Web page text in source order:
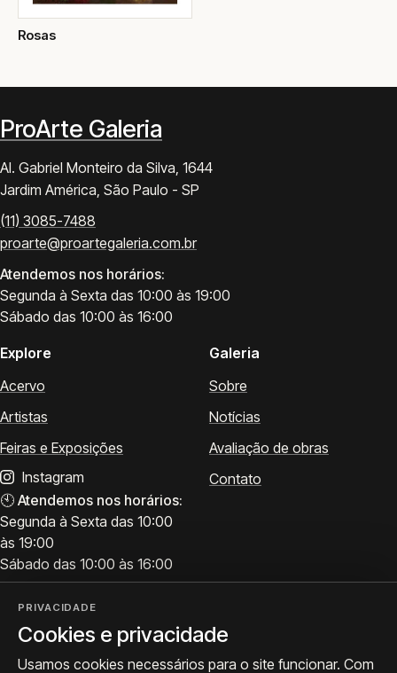
Rosas
ProArte Galeria
Al. Gabriel Monteiro da Silva, 1644
Jardim América, São Paulo - SP
(11) 3085-7488
proarte@proartegaleria.com.br
Atendemos nos horários:
Segunda à Sexta das 10:00 às 19:00
Sábado das 10:00 às 16:00
Explore
Acervo
Artistas
Feiras e Exposições
Instagram
🕙 Atendemos nos horários:
Segunda à Sexta das 10:00
às 19:00
Sábado das 10:00 às 16:00
Galeria
Sobre
Notícias
Avaliação de obras
Contato
Visite
Atendimento para acervo,
Siga a ProArte
Exposições, obras e
PRIVACIDADE
Cookies e privacidade
Usamos cookies necessários para o site funcionar. Com